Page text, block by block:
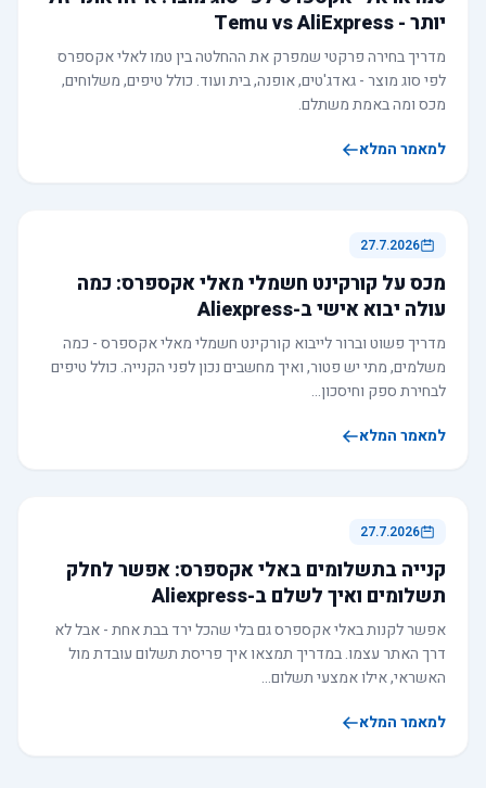
יותר - Temu vs AliExpress
מדריך בחירה פרקטי שמפרק את ההחלטה בין טמו לאלי אקספרס
לפי סוג מוצר - גאדג'טים, אופנה, בית ועוד. כולל טיפים, משלוחים,
מכס ומה באמת משתלם.
למאמר המלא
27.7.2026
מכס על קורקינט חשמלי מאלי אקספרס: כמה
עולה יבוא אישי ב-Aliexpress
מדריך פשוט וברור לייבוא קורקינט חשמלי מאלי אקספרס - כמה
משלמים, מתי יש פטור, ואיך מחשבים נכון לפני הקנייה. כולל טיפים
לבחירת ספק וחיסכון…
למאמר המלא
27.7.2026
קנייה בתשלומים באלי אקספרס: אפשר לחלק
תשלומים ואיך לשלם ב-Aliexpress
אפשר לקנות באלי אקספרס גם בלי שהכל ירד בבת אחת - אבל לא
דרך האתר עצמו. במדריך תמצאו איך פריסת תשלום עובדת מול
האשראי, אילו אמצעי תשלום…
למאמר המלא